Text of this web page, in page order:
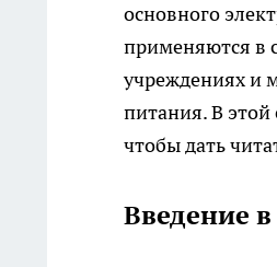
основного
применяются в
учреждениях и
питания. В
чтобы дать
Введение